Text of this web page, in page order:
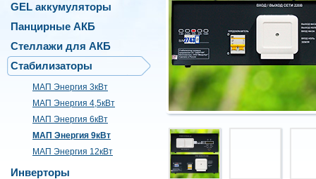
GEL аккумуляторы
Панцирные АКБ
Стеллажи для АКБ
Стабилизаторы
МАП Энергия 3кВт
МАП Энергия 4,5кВт
МАП Энергия 6кВт
МАП Энергия 9кВт
МАП Энергия 12кВт
Инверторы